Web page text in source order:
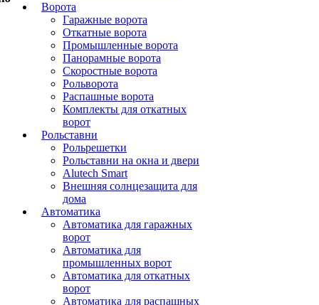
Ворота
Гаражные ворота
Откатные ворота
Промышленные ворота
Панорамные ворота
Скоростные ворота
Рольворота
Распашные ворота
Комплекты для откатных
ворот
Рольставни
Рольрешетки
Рольставни на окна и двери
Alutech Smart
Внешняя солнцезащита для
дома
Автоматика
Автоматика для гаражных
ворот
Автоматика для
промышленных ворот
Автоматика для откатных
ворот
Автоматика для распашных